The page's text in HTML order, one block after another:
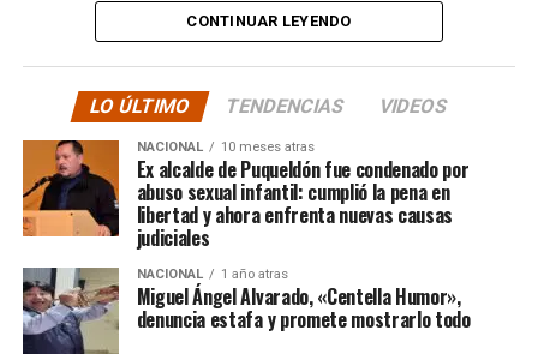
tele y donde sea para
hacer justicia.”
quienes lo han acompañado desde que compartió lo
ocurrido:
“Gracias a todos por el
apoyo!!!!”
CONTINUAR LEYENDO
LO ÚLTIMO TENDENCIAS VIDEOS
NACIONAL 10 meses atras
Ex alcalde de Puqueldón fue condenado por
abuso sexual infantil: cumplió la pena en
libertad y ahora enfrenta nuevas causas
judiciales
NACIONAL 1 año atras
Miguel Ángel Alvarado, «Centella Humor»,
denuncia estafa y promete mostrarlo todo